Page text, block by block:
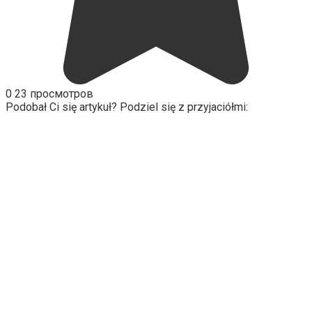
0 23 просмотров
Podobał Ci się artykuł? Podziel się z przyjaciółmi: